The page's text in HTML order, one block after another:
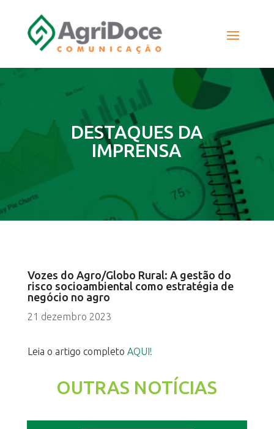
DESTAQUES DA
IMPRENSA
Vozes do Agro/Globo Rural: A gestão do
risco socioambiental como estratégia de
negócio no agro
21 dezembro 2023
Leia o artigo completo AQUI!
OUTRAS NOTÍCIAS